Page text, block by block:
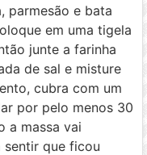
parmesão e bata
em uma tigela
junte a farinha
de sal e misture
cubra com um
por pelo menos 30
a massa vai
sentir que ficou